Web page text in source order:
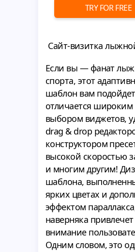
TRY FOR FREE
Сайт-визитка
Если вы — фанат
спорта, этот
шаблон вам
отличается широким
выбором виджетов,
drag & drop
конструктором
высокой скоростью
и многим другим!
шаблона,
ярких цветах и
эффектом
наверняка привлечет
внимание
Одним словом, это